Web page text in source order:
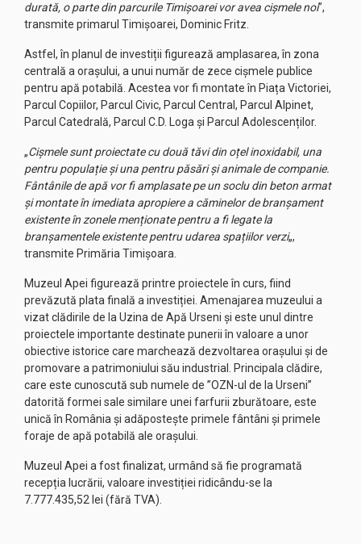
durată, o parte din parcurile Timișoarei vor avea cișmele noi”,
transmite primarul Timișoarei, Dominic Fritz.
Astfel, în planul de investiții figurează amplasarea, în zona
centrală a orașului, a unui număr de zece cișmele publice
pentru apă potabilă. Acestea vor fi montate în Piața Victoriei,
Parcul Copiilor, Parcul Civic, Parcul Central, Parcul Alpinet,
Parcul Catedrală, Parcul C.D. Loga și Parcul Adolescenților.
„Cișmele sunt proiectate cu două tăvi din oțel inoxidabil, una
pentru populație și una pentru păsări și animale de companie.
Fântânile de apă vor fi amplasate pe un soclu din beton armat
și montate în imediata apropiere a căminelor de branșament
existente în zonele menționate pentru a fi legate la
branșamentele existente pentru udarea spațiilor verzi„,
transmite Primăria Timișoara.
Muzeul Apei figurează printre proiectele în curs, fiind
prevăzută plata finală a investiției. Amenajarea muzeului a
vizat clădirile de la Uzina de Apă Urseni și este unul dintre
proiectele importante destinate punerii în valoare a unor
obiective istorice care marchează dezvoltarea orașului și de
promovare a patrimoniului său industrial. Principala clădire,
care este cunoscută sub numele de ”OZN-ul de la Urseni”
datorită formei sale similare unei farfurii zburătoare, este
unică în România și adăpostește primele fântâni și primele
foraje de apă potabilă ale orașului.
Muzeul Apei a fost finalizat, urmând să fie programată
recepția lucrării, valoare investiției ridicându-se la
7.777.435,52 lei (fără TVA).